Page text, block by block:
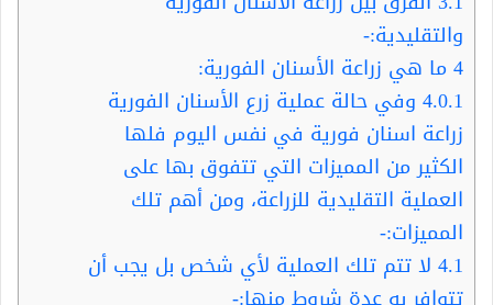
والتقليدية:-
4ما هي زراعة الأسنان الفورية:
4.0.1 وفي حالة عملية زرع الأسنان الفورية
زراعة اسنان فورية في نفس اليوم فلها
الكثير من المميزات التي تتفوق بها على
العملية التقليدية للزراعة، ومن أهم تلك
المميزات:-
4.1 لا تتم تلك العملية لأي شخص بل يجب أن